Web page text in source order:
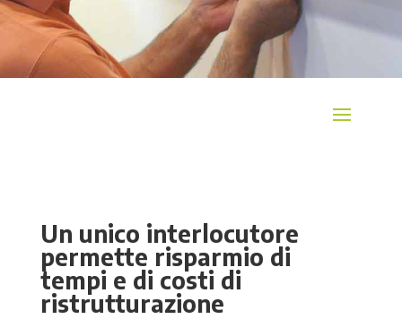
Un unico interlocutore
permette risparmio di
tempi e di costi di
ristrutturazione